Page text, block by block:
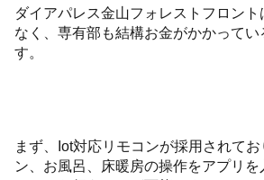
ダイアパレス金山フォレストフロン
なく、専有部も結構お金がかかってい
す。
まず、Iot対応リモコンが採用されて
ン、お風呂、床暖房の操作をアプリ